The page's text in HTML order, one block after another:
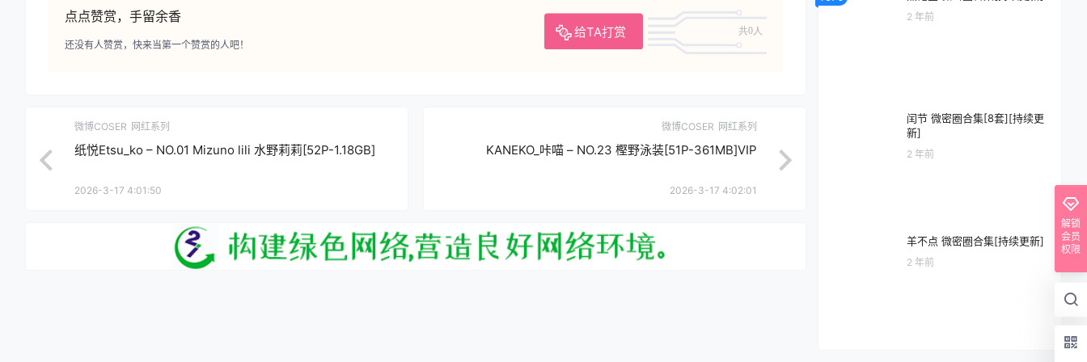
点点赞赏，手留余香
给TA打赏 共0人
还没有人赞赏，快来当第一个赞赏的人吧！
微博COSER 网红系列
纸悦Etsu_ko – NO.01 Mizuno lili 水野莉莉[52P-1.18GB]
2026-3-17 4:01:50
微博COSER 网红系列
KANEKO_咔喵 – NO.23 樫野泳装[51P-361MB]VIP
2026-3-17 4:02:01
2 年前
闰节 微密圈合集[8套][持续更
新]
2 年前
羊不点 微密圈合集[持续更新]
2 年前
解锁
会员
权限